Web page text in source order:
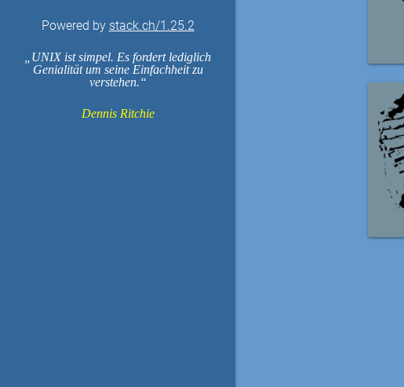
Powered by stack.ch/1.25.2
UNIX ist simpel. Es fordert lediglich
Genialität um seine Einfachheit zu
verstehen.
Dennis Ritchie